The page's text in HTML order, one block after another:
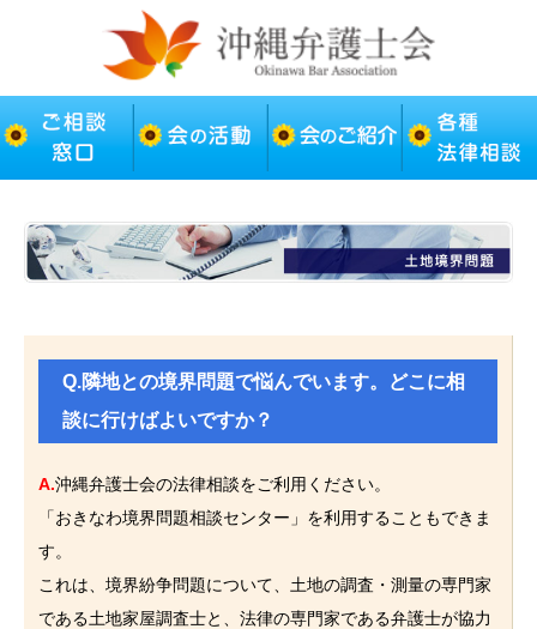
Q.隣地との境界問題で悩んでいます。どこに相
談に行けばよいですか？
A.沖縄弁護士会の法律相談をご利用ください。
「おきなわ境界問題相談センター」を利用することもできま
す。
これは、境界紛争問題について、土地の調査・測量の専門家
である土地家屋調査士と、法律の専門家である弁護士が協力